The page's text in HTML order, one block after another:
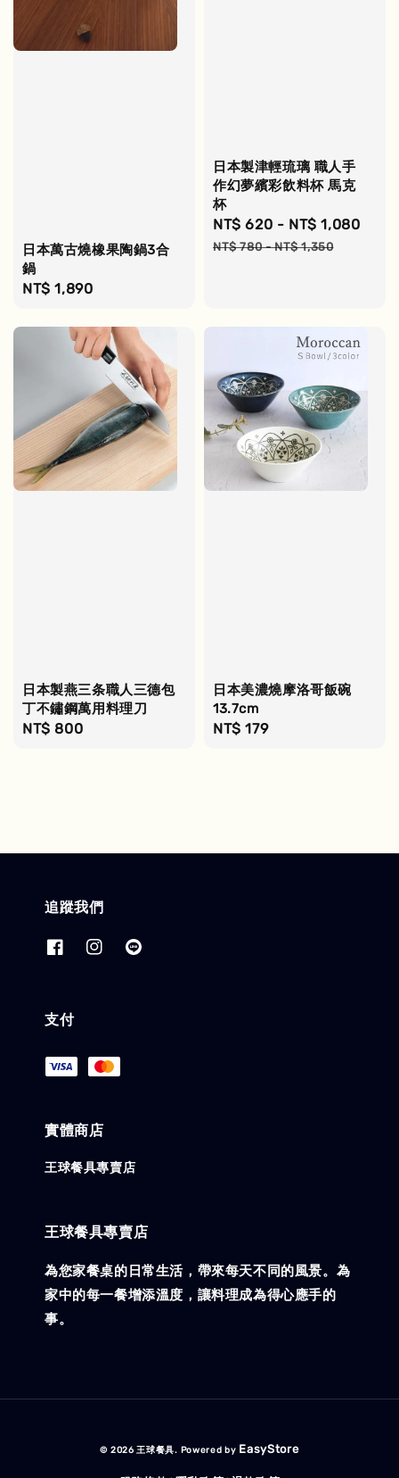
日本萬古燒橡果陶鍋3合
鍋
Regular
NT$ 1,890
日本製津輕琉璃 職人手
作幻夢繽彩飲料杯 馬克
杯
Sale
price
NT$ 620 - NT$ 1,080
NT$ 780-NT$ 1,350
日本製燕三条職人三德包
丁不鏽鋼萬用料理刀
Regular
NT$ 800
日本美濃燒摩洛哥飯碗
13.7cm
Regular
NT$ 179
追蹤我們
支付
實體商店
王球餐具專賣店
王球餐具專賣店
為您家餐桌的日常生活，帶來每天不同的風景。為
家中的每一餐增添溫度，讓料理成為得心應手的
事。
© 2026 王球餐具. Powered by EasyStore